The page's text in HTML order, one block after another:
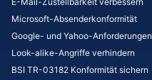
Microsoft-Absenderkonformität
Google- und Yahoo-Anforderungen
Look-alike-Angriffe verhindern
BSI TR-03182 Konformität sichern